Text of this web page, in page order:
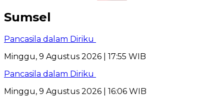
Sumsel
Pancasila dalam Diriku
Minggu, 9 Agustus 2026 | 17:55 WIB
Pancasila dalam Diriku
Minggu, 9 Agustus 2026 | 16:06 WIB